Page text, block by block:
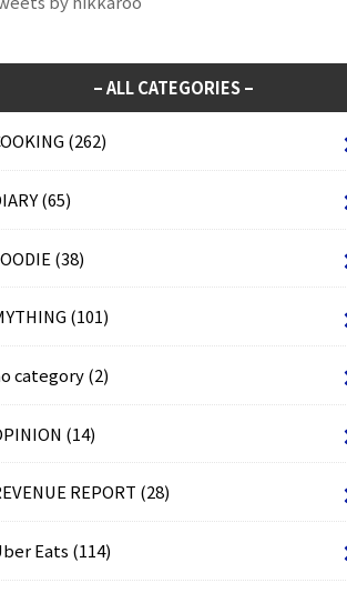
– ALL CATEGORIES –
(262)
(65)
(38)
(101)
category(2)
(14)
REPORT (28)
Eats (114)